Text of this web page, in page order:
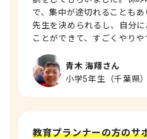
青木 海翔さん
小学5年生（千葉県）
で、集中が途切れることも
先生を決められるし、自分
ことができて、すごくやりや
教育プランナーの方のサ